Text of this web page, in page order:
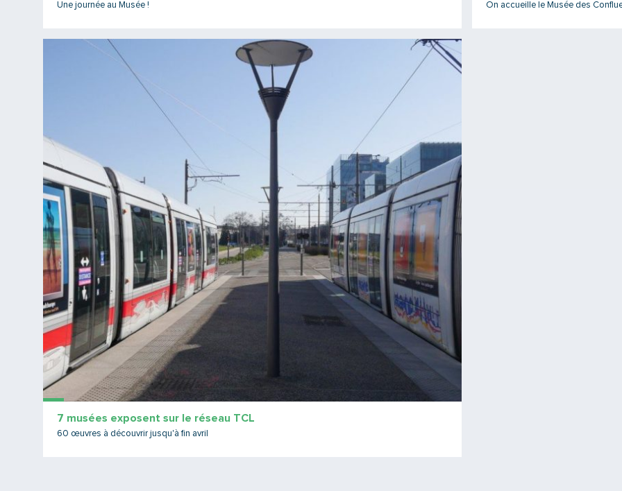
Une journée au Musée ! On accueille le Musée des
7 musées exposent sur le réseau TCL
60 œuvres à découvrir jusqu'à fin avril